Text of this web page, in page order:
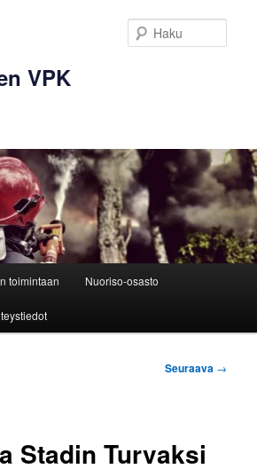
VPK
toimintaan Nuoriso-osasto
Seuraava →
Stadin Turvaksi